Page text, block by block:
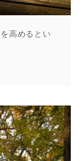
高めるとい